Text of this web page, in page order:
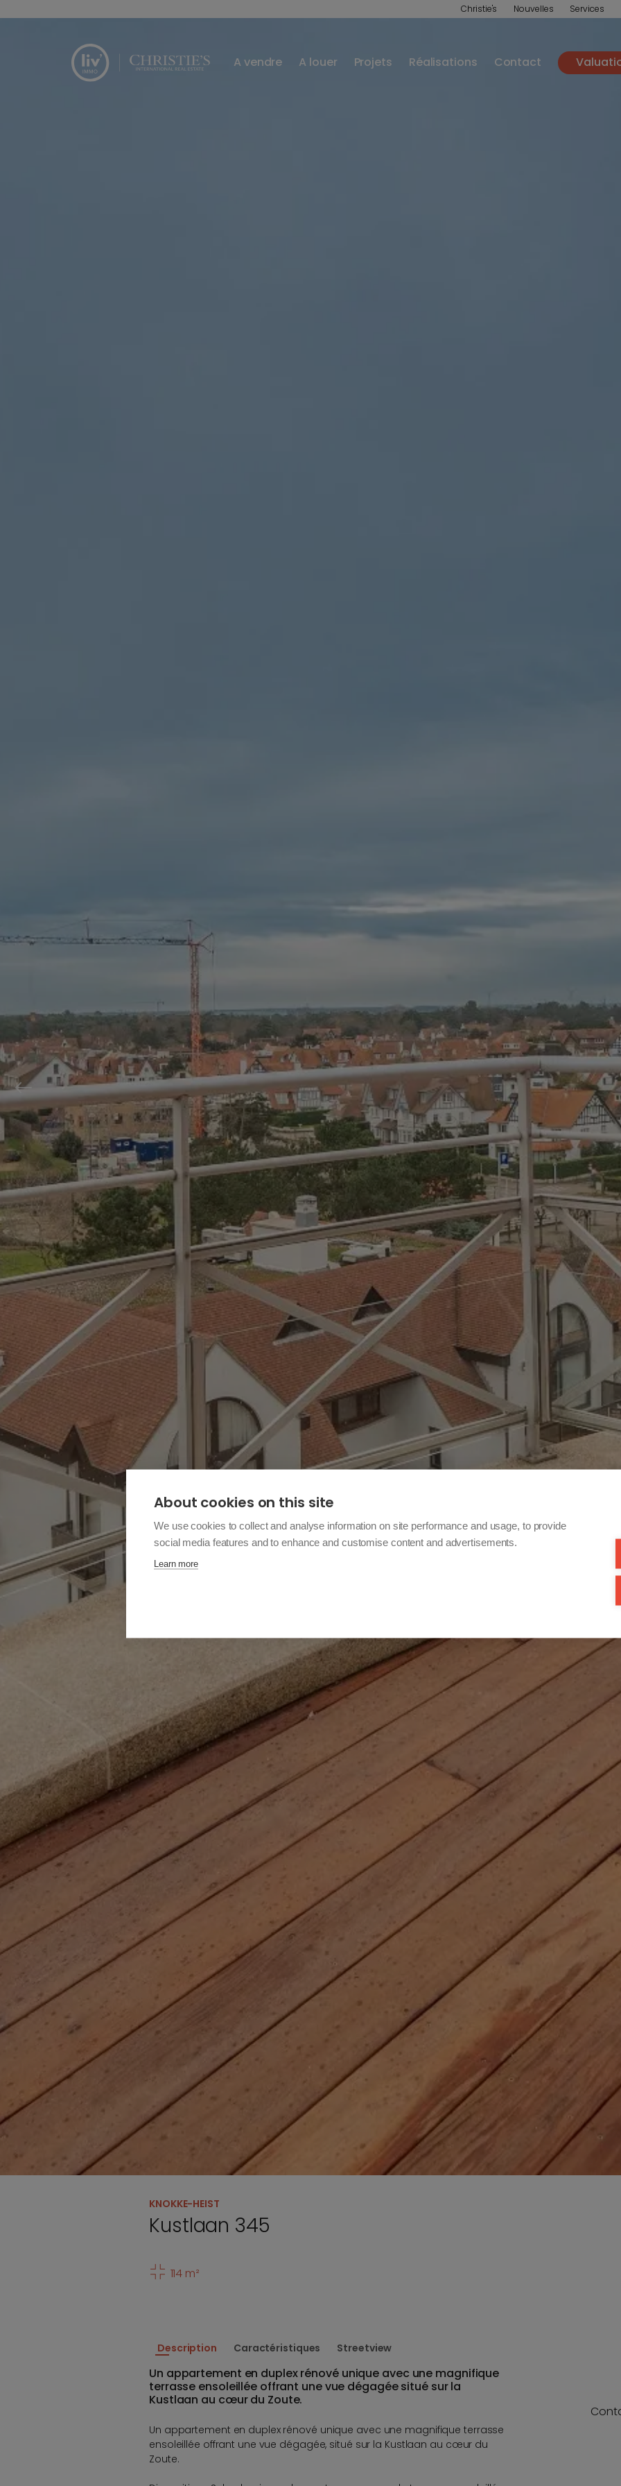
Christie's Nouvelles Services
A vendre A louer Projets Réalisations Contact
Previous
KNOKKE-HEIST
Kustlaan 345
114 m²
Description Caractéristiques Streetview
Un appartement en duplex rénové unique avec une magnifique
terrasse ensoleillée offrant une vue dégagée situé sur la
Kustlaan au cœur du Zoute.
Un appartement en duplex rénové unique avec une magnifique terrasse
ensoleillée offrant une vue dégagée, situé sur la Kustlaan au cœur du
Zoute.
About cookies on this site
We use cookies to collect and analyse information on site performance and usage, to provide
social media features and to enhance and customise content and advertisements.
Learn more